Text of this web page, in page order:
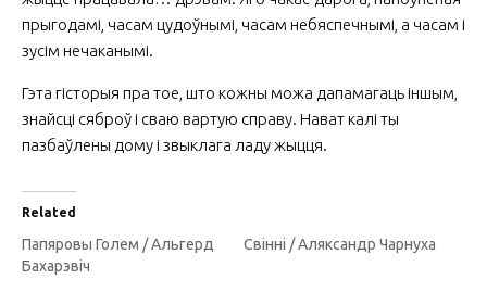
прыгодамі, часам цудоўнымі, часам небяспечнымі, а часам і
зусім нечаканымі.
Гэта гісторыя пра тое, што кожны можа дапамагаць іншым,
знайсці сяброў і сваю вартую справу. Нават калі ты
пазбаўлены дому і звыклага ладу жыцця.
Related
Папяровы Голем / Альгерд
Бахарэвіч
Свінні / Аляксандр Чарнуха